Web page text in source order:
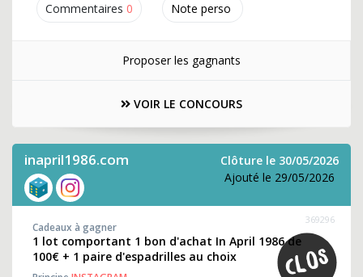
Commentaires 0 Note perso
Proposer les gagnants
VOIR LE CONCOURS
inapril1986.com
Clôture le 30/05/2026
Ajouté le 29/05/2026
369296
Cadeaux à gagner
1 lot comportant 1 bon d'achat In April 1986 de
100€ + 1 paire d'espadrilles au choix